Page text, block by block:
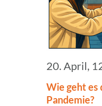
Wie geht es
Pandemie?
20. April,